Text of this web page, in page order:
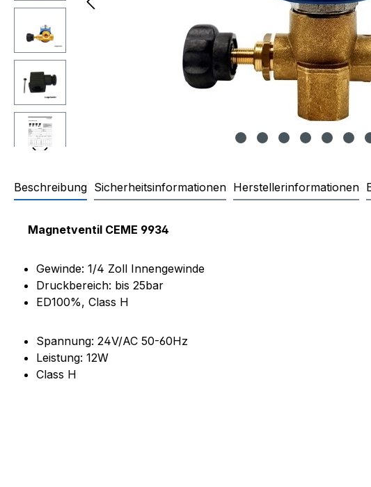
Beschreibung Sicherheitsinformationen Herstellerinformationen
Produktinformationen "Magnetventil
Magnetventil CEME 9934
Gewinde: 1/4 Zoll Innengewinde
Druckbereich: bis 25bar
ED100%, Class H
Spannung: 24V/AC 50-60Hz
Leistung: 12W
Class H